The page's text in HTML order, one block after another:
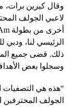
لاعبي الجولف
الرئيسي لنا،
وسجلوا بعض
“هذه هي التصفيات